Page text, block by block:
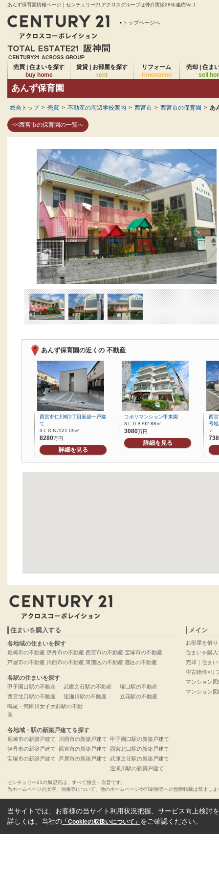
あんず保育園情報ページ｜センチュリー21アクロスグループは仲介実績28年連続No.1
トップページへ
売買 | 住まいを探す
buy home
賃貸 | お部屋を探す
rent
リフォーム
renovation
売却 | 住ま
sell
あんず保育園
総合トップ > 売買 > 不動産の周辺学校案内 > 西宮市 > 西宮市の保育園 > あ
<<西宮市の保育園の一覧へ
あんず保育園の近くの 不動産
西宮市仁川町2丁目新築一戸建
て
3ＬＤＫ/121.09㎡
8280万円
詳細を見る
コボリマンション甲東園
3ＬＤＫ/92.88㎡
3080万円
詳細を見る
西
号地
-/-
住まいを購入する
各地域の住まいを探す
尼崎市の不動産
芦屋市の不動産
伊丹市の不動産
川西市の不動産
西宮市の不動産
東灘区の不動産
宝塚市の不動産
灘区の不動産
各駅の住まいを探す
甲子園口駅の不動産
西宮北口駅の不動産
武庫之荘駅の不動産
逆瀬川駅の不動産
塚口駅の不動産
立花駅の不動産
鳴尾・武庫川女子大前駅の不動
産
各地域・駅の新築戸建てを探す
尼崎市の新築戸建て
伊丹市の新築戸建て
宝塚市の新築戸建て
川西市の新築戸建て
西宮市の新築戸建て
芦屋市の新築戸建て
甲子園口駅の新築戸建て
西宮北口駅の新築戸建て
武庫之荘駅の新築戸建て
逆瀬川駅の新築戸建て
メイン
お部屋を借り
住まいを購入
売却｜住ま
中古物件×リ
マンション
マンション
センチュリー21の加盟店は、すべて独立・自営です。
当ホームページの文字、画像等について、他のホームページや印刷物等への無断転載は禁止しま
当サイトでは、お客様の当サイト利用状況把握、サービス向上検討
詳しくは、当社の 「Cookieの取扱いについて」 をご確認ください。